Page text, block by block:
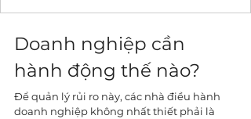
Doanh nghiệp cần
hành động thế nào?
Để quản lý rủi ro này, các nhà điều hành
doanh nghiệp không nhất thiết phải là